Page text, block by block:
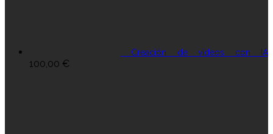
Creación de vídeos con IA
100,00 €